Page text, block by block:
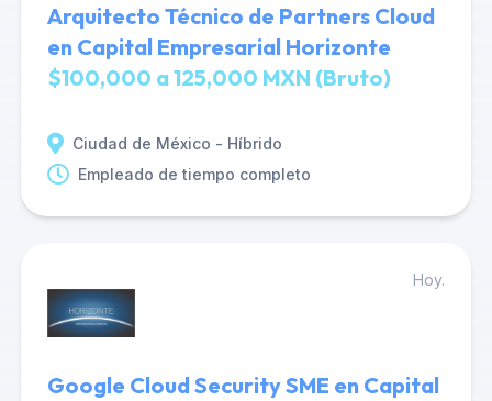
Arquitecto Técnico de Partners Cloud
en Capital Empresarial Horizonte
$100,000 a 125,000 MXN (Bruto)
Ciudad de México - Híbrido
Empleado de tiempo completo
Hoy.
Google Cloud Security SME en Capital